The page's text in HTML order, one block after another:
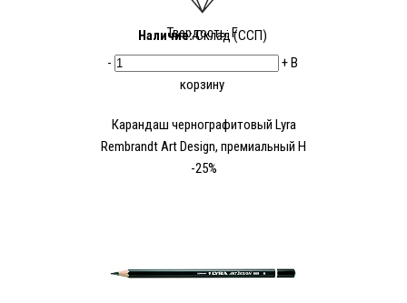
Твердость: F
Наличие:Склад (ССП)
-
+В
корзину
Карандаш чернографитовый Lyra
Rembrandt Art Design, премиальный H
-25%